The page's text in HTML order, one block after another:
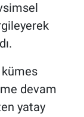
devam
yatay